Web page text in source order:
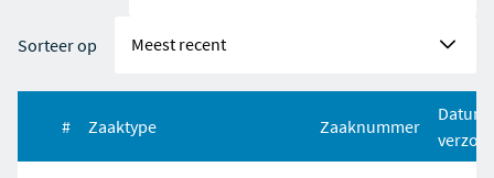
Sorteer op
# Zaaktype Zaaknummer
Datum